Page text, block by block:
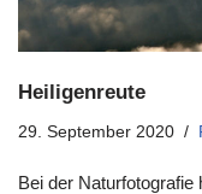
Heiligenreute
29. September 2020
Bei der